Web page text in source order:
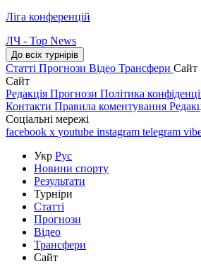
Ліга конференцій
ЛЧ - Top News
До всіх турнірів
Статті Прогнози Відео Трансфери Сайт
Сайт
Редакція Прогнози Політика
Контакти Правила коментування
Соціальні мережі
facebook x youtube instagram telegram
Укр Рус
Новини спорту
Результати
Турніри
Статті
Прогнози
Відео
Трансфери
Сайт